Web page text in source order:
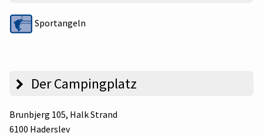
Sportangeln
Der Campingplatz
Brunbjerg 105, Halk Strand
6100 Haderslev